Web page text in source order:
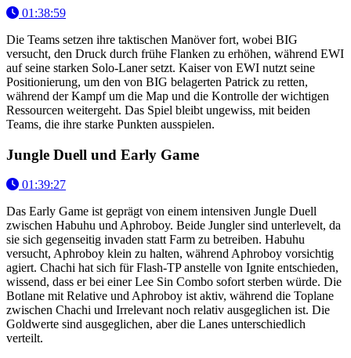
01:38:59
Die Teams setzen ihre taktischen Manöver fort, wobei BIG
versucht, den Druck durch frühe Flanken zu erhöhen, während EWI
auf seine starken Solo-Laner setzt. Kaiser von EWI nutzt seine
Positionierung, um den von BIG belagerten Patrick zu retten,
während der Kampf um die Map und die Kontrolle der wichtigen
Ressourcen weitergeht. Das Spiel bleibt ungewiss, mit beiden
Teams, die ihre starke Punkten ausspielen.
Jungle Duell und Early Game
01:39:27
Das Early Game ist geprägt von einem intensiven Jungle Duell
zwischen Habuhu und Aphroboy. Beide Jungler sind unterlevelt, da
sie sich gegenseitig invaden statt Farm zu betreiben. Habuhu
versucht, Aphroboy klein zu halten, während Aphroboy vorsichtig
agiert. Chachi hat sich für Flash-TP anstelle von Ignite entschieden,
wissend, dass er bei einer Lee Sin Combo sofort sterben würde. Die
Botlane mit Relative und Aphroboy ist aktiv, während die Toplane
zwischen Chachi und Irrelevant noch relativ ausgeglichen ist. Die
Goldwerte sind ausgeglichen, aber die Lanes unterschiedlich
verteilt.